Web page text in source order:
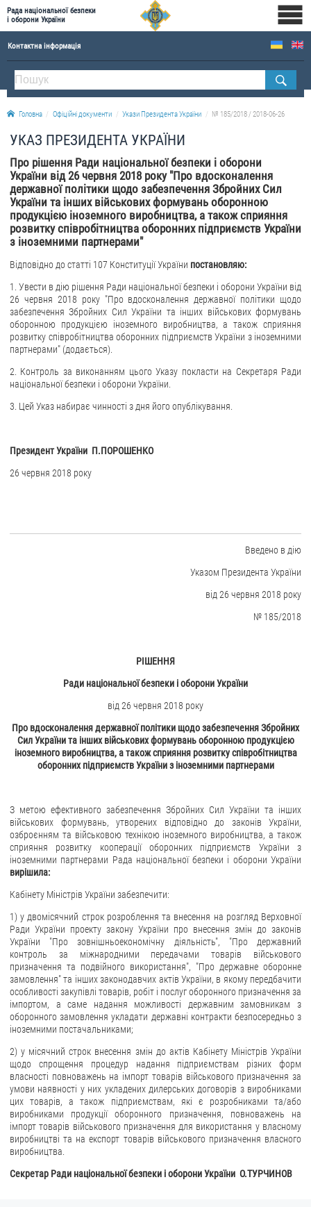
Рада національної безпеки
і оборони України
Контактна інформація
ПРО РНБОУ
Склад Ради національної безпеки і оборони України
Апарат Ради національної безпеки і оборони України
Правова основа діяльності Ради національної безпеки і оборони України
Історична довідка про діяльність Ради національної безпеки і оборони України
ОФІЦІЙНІ ДОКУМЕНТИ
ПРЕСЦЕНТР
Новини
Drone Deals
Фотогалерея
Відеогалерея
ЗВЕРНЕННЯ ГРОМАДЯН
Електронне звернення
ДОСТУП ДО ПУБЛІЧНОЇ ІНФОРМАЦІЇ
Запит на отримання публічної інформації
Облік публічної інформації
Головна Офіційні документи Укази Президента України № 185/2018 / 2018-06-26
УКАЗ ПРЕЗИДЕНТА УКРАЇНИ
Про рішення Ради національної безпеки і оборони
України від 26 червня 2018 року "Про вдосконалення
державної політики щодо забезпечення Збройних Сил
України та інших військових формувань оборонною
продукцією іноземного виробництва, а також сприяння
розвитку співробітництва оборонних підприємств України
з іноземними партнерами"
Відповідно до статті 107 Конституції України постановляю:
1. Увести в дію рішення Ради національної безпеки і оборони України від
26 червня 2018 року "Про вдосконалення державної політики щодо
забезпечення Збройних Сил України та інших військових формувань
оборонною продукцією іноземного виробництва, а також сприяння
розвитку співробітництва оборонних підприємств України з іноземними
партнерами" (додається).
2. Контроль за виконанням цього Указу покласти на Секретаря Ради
національної безпеки і оборони України.
3. Цей Указ набирає чинності з дня його опублікування.
Президент України П.ПОРОШЕНКО
26 червня 2018 року
Введено в дію
Указом Президента України
від 26 червня 2018 року
№ 185/2018
РІШЕННЯ
Ради національної безпеки і оборони України
від 26 червня 2018 року
Про вдосконалення державної політики щодо забезпечення Збройних
Сил України та інших військових формувань оборонною продукцією
іноземного виробництва, а також сприяння розвитку співробітництва
оборонних підприємств України з іноземними партнерами
З метою ефективного забезпечення Збройних Сил України та інших
військових формувань, утворених відповідно до законів України,
озброєнням та військовою технікою іноземного виробництва, а також
сприяння розвитку кооперації оборонних підприємств України з
іноземними партнерами Рада національної безпеки і оборони України
вирішила:
Кабінету Міністрів України забезпечити:
1) у двомісячний строк розроблення та внесення на розгляд Верховної
Ради України проекту закону України про внесення змін до законів
України "Про зовнішньоекономічну діяльність", "Про державний
контроль за міжнародними передачами товарів військового
призначення та подвійного використання", "Про державне оборонне
замовлення" та інших законодавчих актів України, в якому передбачити
особливості закупівлі товарів, робіт і послуг оборонного призначення за
імпортом, а саме надання можливості державним замовникам з
оборонного замовлення укладати державні контракти безпосередньо з
іноземними постачальниками;
2) у місячний строк внесення змін до актів Кабінету Міністрів України
щодо спрощення процедур надання підприємствам різних форм
власності повноважень на імпорт товарів військового призначення за
умови наявності у них укладених дилерських договорів з виробниками
цих товарів, а також підприємствам, які є розробниками та/або
виробниками продукції оборонного призначення, повноважень на
імпорт товарів військового призначення для використання у власному
виробництві та на експорт товарів військового призначення власного
виробництва.
Секретар Ради національної безпеки і оборони України О.ТУРЧИНОВ